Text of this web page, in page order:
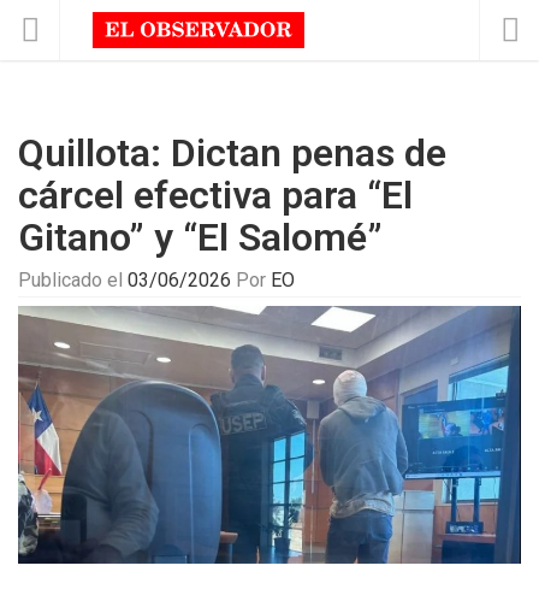
Quillota: Dictan penas de
cárcel efectiva para “El
Gitano” y “El Salomé”
Publicado el 03/06/2026 Por EO